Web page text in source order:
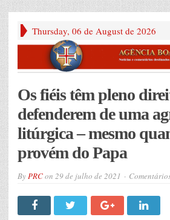
Thursday, 06 de August de 2026
Os fiéis têm pleno
defenderem de uma
litúrgica – mesmo
provém do Papa
ByPRCon 29 de julho de 2021